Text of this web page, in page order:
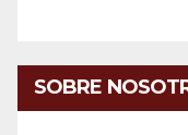
SOBRE